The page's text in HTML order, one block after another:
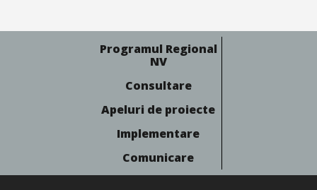
Programul Regional
NV
Consultare
Apeluri de proiecte
Implementare
Comunicare